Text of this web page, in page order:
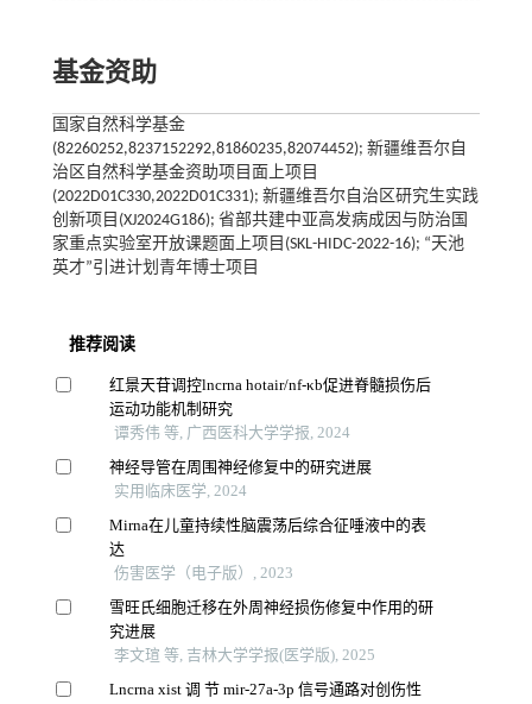
基金资助
国家自然科学基金
(82260252,8237152292,81860235,82074452); 新疆维吾尔自
治区自然科学基金资助项目面上项目
(2022D01C330,2022D01C331); 新疆维吾尔自治区研究生实践
创新项目(XJ2024G186); 省部共建中亚高发病成因与防治国
家重点实验室开放课题面上项目(SKL-HIDC-2022-16); “天池
英才”引进计划青年博士项目